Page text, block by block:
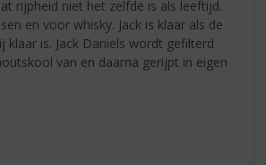
rijpheid niet het zelfde is als leeftijd.
en voor whisky. Jack is klaar als de
klaar is. Jack Daniels wordt gefilterd
van en daarna gerijpt in eigen